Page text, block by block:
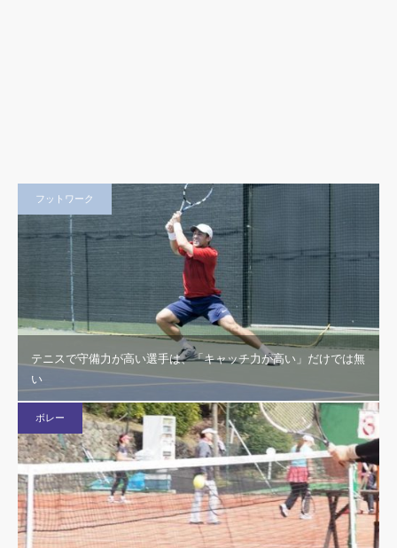
フットワーク
テニスで守備力が高い選手は、「キャッチ力が高い」だけでは無
い
ボレー